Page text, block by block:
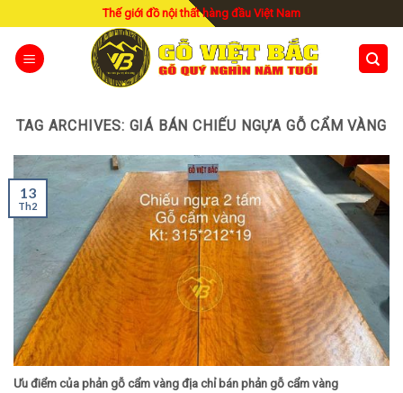
to
content
Thế giới đồ nội thất hàng đầu Việt Nam
TAG ARCHIVES: GIÁ BÁN CHIẾU NGỰA GỖ CẨM VÀNG
Ưu điểm của phản gỗ cẩm vàng địa chỉ bán phản gỗ cẩm vàng
13
Th2